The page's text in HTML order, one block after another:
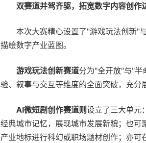
双赛道并驾齐驱，拓宽数字内容创作
本次大赛精心设置了"游戏玩法创新"与
描绘数字产业蓝图。
游戏玩法创新赛道分为"全开放"与"半
验、叙事与交互等维度的全面突破，充分
AI微短剧创作赛道则设立了三大单元
经典城市记忆，展现城市发展新貌；也
产业地标进行科幻或职场题材创作；亦可